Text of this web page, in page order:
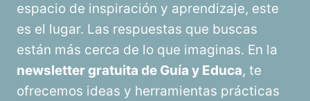
espacio de inspiración y aprendizaje, este
es el lugar. Las respuestas que buscas
están más cerca de lo que imaginas. En la
newsletter gratuita de Guía y Educa, te
ofrecemos ideas y herramientas prácticas